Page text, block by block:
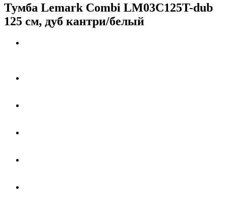
Тумба Lemark Combi LM03C125T-dub
125 см, дуб кантри/белый